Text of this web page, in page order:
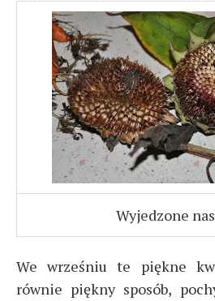
Wyjedzone
We wrześniu te piękne
równie piękny sposób,